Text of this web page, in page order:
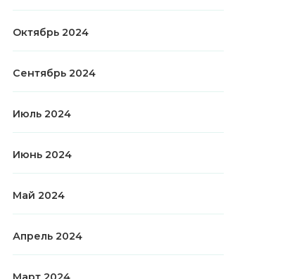
Октябрь 2024
Сентябрь 2024
Июль 2024
Июнь 2024
Май 2024
Апрель 2024